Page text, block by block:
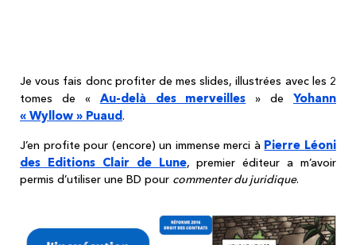
Je vous fais donc profiter de mes slides, illustrées avec les 2
tomes de « Au-delà des merveilles » de Yohann
« Wyllow » Puaud.
J’en profite pour (encore) un immense merci à Pierre Léoni
des Editions Clair de Lune, premier éditeur a m’avoir
permis d’utiliser une BD pour commenter du juridique.